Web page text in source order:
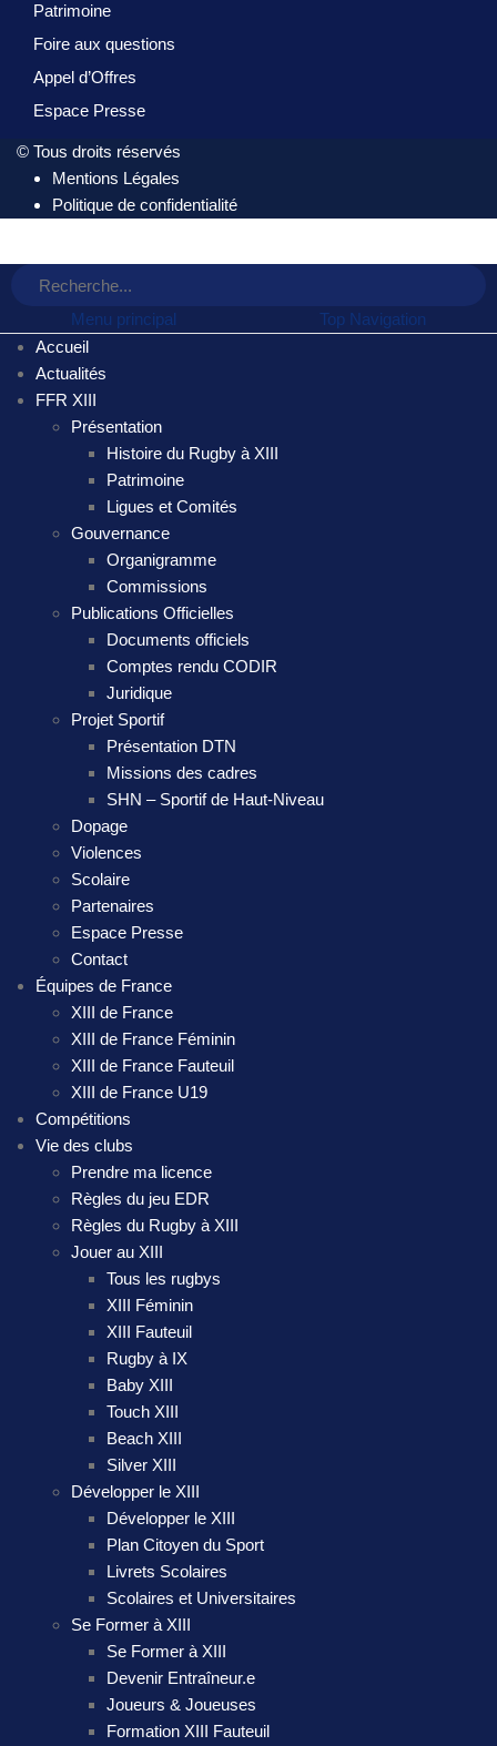
Patrimoine
Foire aux questions
Appel d’Offres
Espace Presse
© Tous droits réservés
Mentions Légales
Politique de confidentialité
Menu principal
Top Navigation
Accueil
Actualités
FFR XIII
Présentation
Histoire du Rugby à XIII
Patrimoine
Ligues et Comités
Gouvernance
Organigramme
Commissions
Publications Officielles
Documents officiels
Comptes rendu CODIR
Juridique
Projet Sportif
Présentation DTN
Missions des cadres
SHN – Sportif de Haut-Niveau
Dopage
Violences
Scolaire
Partenaires
Espace Presse
Contact
Équipes de France
XIII de France
XIII de France Féminin
XIII de France Fauteuil
XIII de France U19
Compétitions
Vie des clubs
Prendre ma licence
Règles du jeu EDR
Règles du Rugby à XIII
Jouer au XIII
Tous les rugbys
XIII Féminin
XIII Fauteuil
Rugby à IX
Baby XIII
Touch XIII
Beach XIII
Silver XIII
Développer le XIII
Développer le XIII
Plan Citoyen du Sport
Livrets Scolaires
Scolaires et Universitaires
Se Former à XIII
Se Former à XIII
Devenir Entraîneur.e
Joueurs & Joueuses
Formation XIII Fauteuil